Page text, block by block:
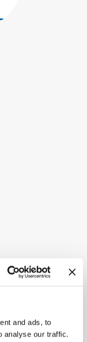
and ads, to
analyse our traffic.